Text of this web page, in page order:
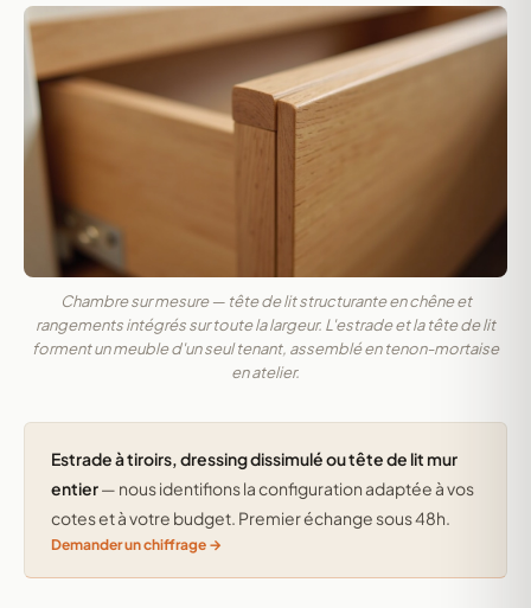
Chambre sur mesure — tête de lit structurante en chêne et
rangements intégrés sur toute la largeur. L'estrade et la tête de lit
forment un meuble d'un seul tenant, assemblé en tenon-mortaise
en atelier.
Estrade à tiroirs, dressing dissimulé ou tête de lit mur
entier— nous identifions la configuration adaptée à vos
cotes et à votre budget. Premier échange sous 48h.
Demander un chiffrage